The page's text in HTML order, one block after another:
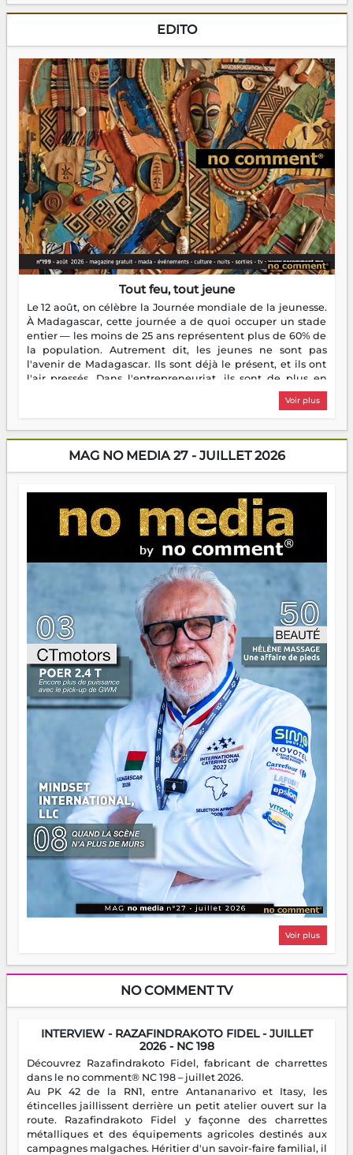
EDITO
Tout feu, tout jeune
Le 12 août, on célèbre la Journée mondiale de la jeunesse.
À Madagascar, cette journée a de quoi occuper un stade
entier — les moins de 25 ans représentent plus de 60% de
la population. Autrement dit, les jeunes ne sont pas
l'avenir de Madagascar. Ils sont déjà le présent, et ils ont
l'air pressés. Dans l'entrepreneuriat, ils sont de plus en
plus nombreux à se lancer, à créer, à risquer — souvent
sans filet, souvent sans aide, mais toujours avec cette
dorment vraiment la nuit. En culture, les nouvelles sont
encore meilleures. Aina Rasamoelina vient de décrocher le
Prix RFI Instrumental Afrique. Miangaly Elia rafle le Prix
jeunes qui tiennent la torche. Alors oui, on pourrait
s'arrêter là, applaudir et rentrer chez soi satisfait. Mais ce
serait passer à côté d'une chose essentielle. La fougue, ça
brûle fort — et parfois, ça brûle vite. Une flamme sans
direction peut éclairer autant qu'elle peut consumer. C'est
là que les aînés entrent en scène — pas pour reprendre le
gouvernail, mais pour montrer où sont les récifs. Les jeunes
ont la force, les vieux ont l'expérience, comme on dit. Ce
n'est pas un combat de générations — c'est une question
d'équipage. Partagez vos réussites, mais aussi vos échecs.
Surtout vos échecs, d'ailleurs — ils enseignent mieux que
n'importe quel manuel. À Madagascar, la barque avance.
Il faut juste s'assurer que tout le monde rame dans le
même sens.
Voir plus
MAG NO MEDIA 27 - JUILLET 2026
Voir plus
NO COMMENT TV
INTERVIEW - RAZAFINDRAKOTO FIDEL - JUILLET
2026 - NC 198
Découvrez Razafindrakoto Fidel, fabricant de charrettes
dans le no comment® NC 198 – juillet 2026.
Au PK 42 de la RN1, entre Antananarivo et Itasy, les
étincelles jaillissent derrière un petit atelier ouvert sur la
route. Razafindrakoto Fidel y façonne des charrettes
métalliques et des équipements agricoles destinés aux
campagnes malgaches. Héritier d'un savoir-faire familial, il